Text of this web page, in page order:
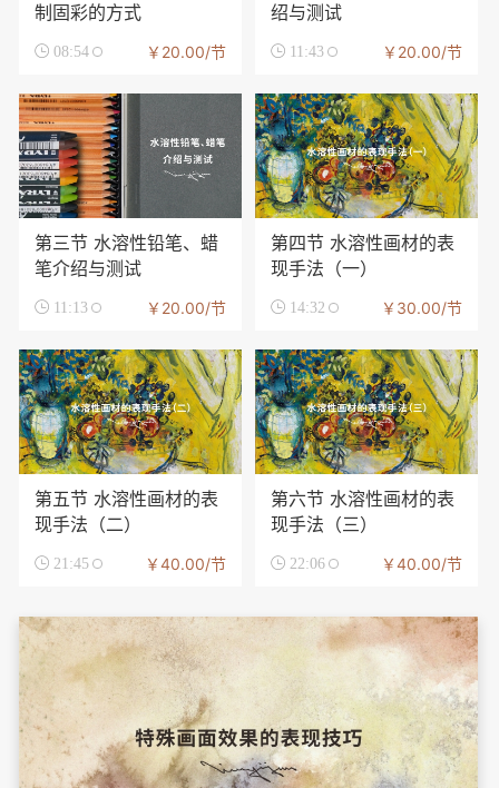
制固彩的方式
 08:54 ￥20.00/节
绍与测试
 11:43 ￥20.00/节
第三节 水溶性铅笔、蜡
笔介绍与测试
 11:13 ￥20.00/节
第四节 水溶性画材的表
现手法（一）
 14:32 ￥30.00/节
第五节 水溶性画材的表
现手法（二）
 21:45 ￥40.00/节
第六节 水溶性画材的表
现手法（三）
 22:06 ￥40.00/节